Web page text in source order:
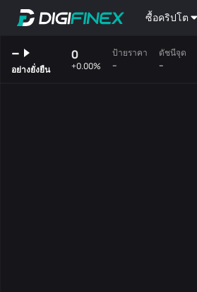
ซื้อคริปโต
--
อย่างยั่งยืน
0
+0.00%
ป้ายราคา
--
ดัชนีจุด
--